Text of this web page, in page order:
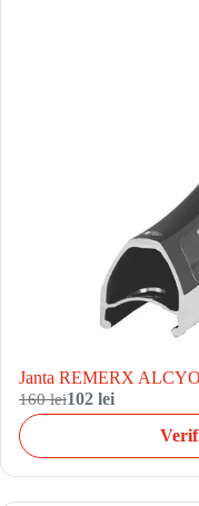
Janta REMERX
160 lei102 lei